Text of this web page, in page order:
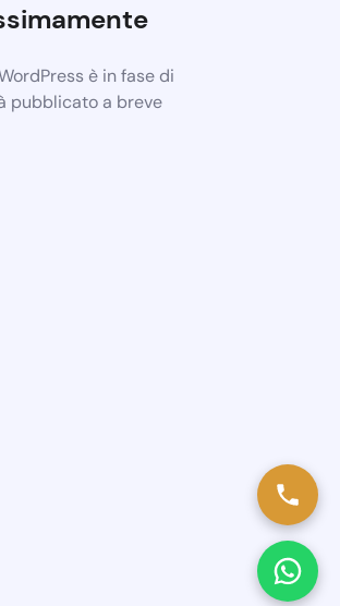
è in fase di
pubblicato a breve